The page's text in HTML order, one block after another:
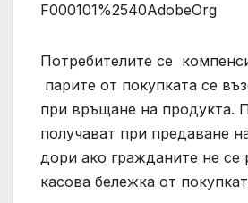
F000101%2540AdobeOrg
Потребителите се
парите от покупката се
при връщане на продукта.
получават при предаване
дори ако гражданите не се
касова бележка от